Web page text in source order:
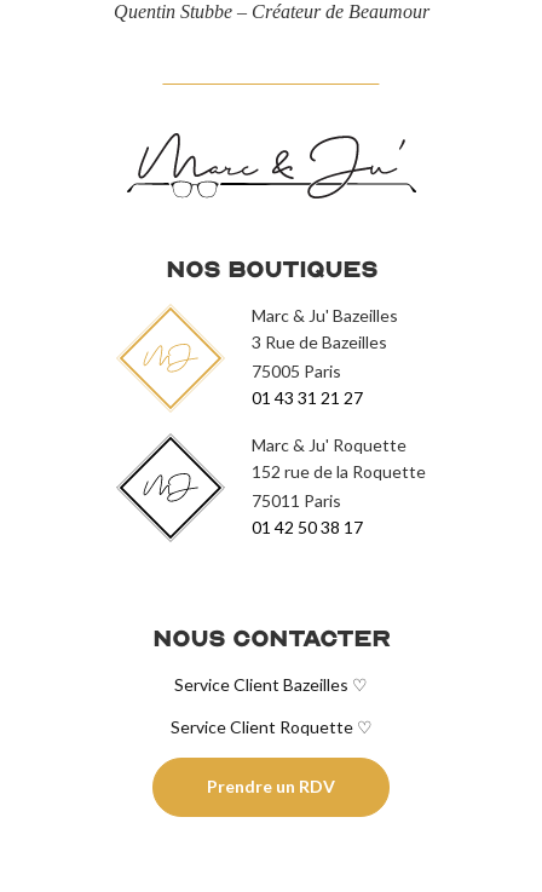
Quentin Stubbe – Créateur de Beaumour
Nos Boutiques
Marc & Ju' Bazeilles
3 Rue de Bazeilles
75005 Paris
01 43 31 21 27
Marc & Ju' Roquette
152 rue de la Roquette
75011 Paris
01 42 50 38 17
Nous contacter
Service Client Bazeilles ♡
Service Client Roquette ♡
Prendre un RDV